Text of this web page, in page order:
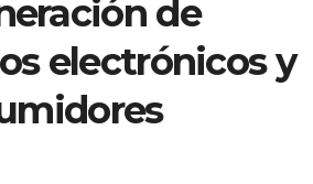
de
electrónicos y